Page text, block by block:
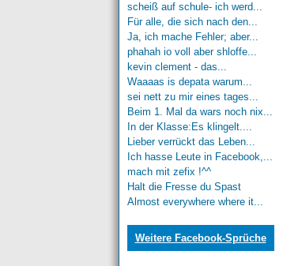
scheiß auf schule- ich werd...
Für alle, die sich nach den...
Ja, ich mache Fehler; aber...
phahah io voll aber shloffe...
kevin clement - das...
Waaaas is depata warum...
sei nett zu mir eines tages...
Beim 1. Mal da wars noch nix...
In der Klasse:Es klingelt....
Lieber verrückt das Leben...
Ich hasse Leute in Facebook,...
mach mit zefix !^^
Halt die Fresse du Spast
Almost everywhere where it...
Weitere Facebook-Sprüche